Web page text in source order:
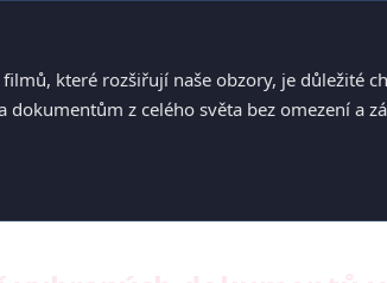
které rozšiřují naše obzory, je důležité
z celého světa bez omezení a